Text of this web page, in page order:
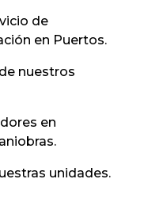
de
en Puertos.
nuestros
en
unidades.